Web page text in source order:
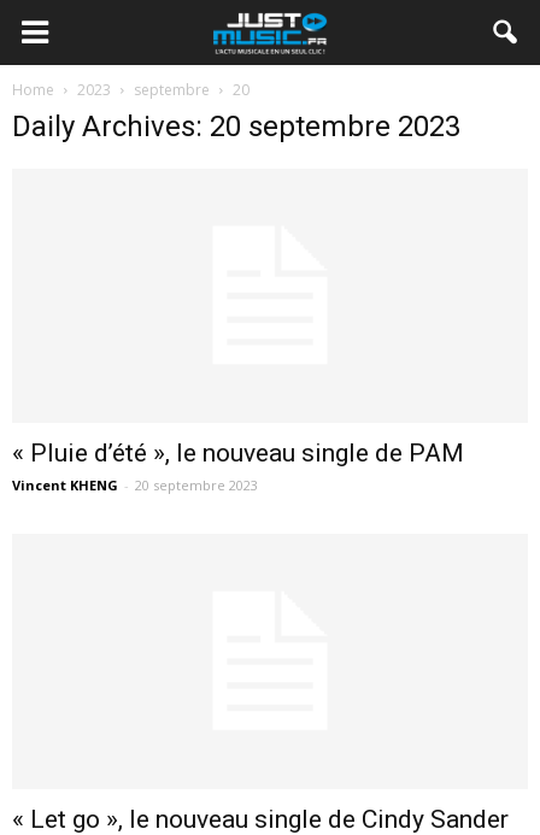
Home 2023 septembre 20
Daily Archives: 20 septembre 2023
« Pluie d’été », le nouveau single de PAM
Vincent KHENG - 20 septembre 2023
« Let go », le nouveau single de Cindy Sander